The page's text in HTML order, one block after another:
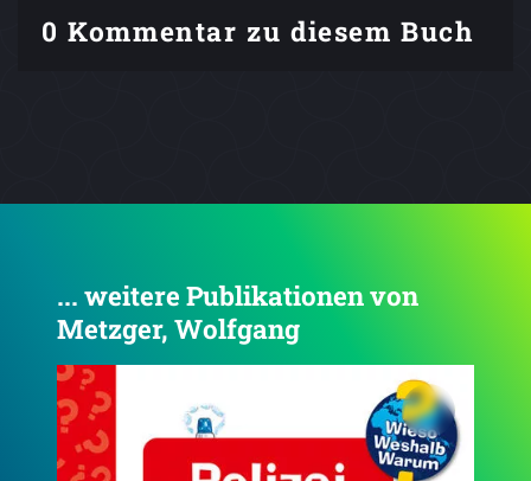
0 Kommentar zu diesem Buch
... weitere Publikationen von
Metzger, Wolfgang
4.8